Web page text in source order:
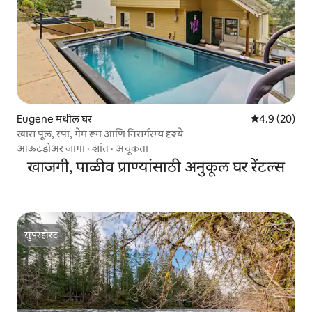
Eugene मधील घर 5 पैकी 4.9
4.9 (20)
खास पूल, स्पा, गेम रूम आणि निसर्गरम्य दृश्ये
आऊटडोअर जागा ·शांत · अचूकता
खाजगी, पाळीव प्राण्यांसाठी अनुकूल घर रेंटल्स
सुपरहोस्ट
सुपरहोस्ट